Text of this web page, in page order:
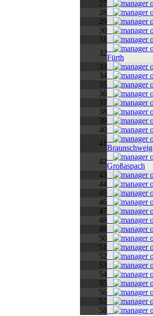
27
28
29
30
31
32
Fürth
33
34
35
36
37
38
39
40
41
Braunschweig
42
Großaspach
43
44
45
46
47
48
49
50
51
52
53
54
55
56
57
58